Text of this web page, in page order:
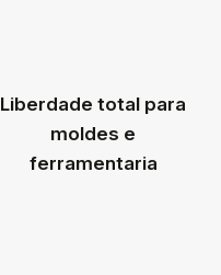
Liberdade total para
moldes e
ferramentaria